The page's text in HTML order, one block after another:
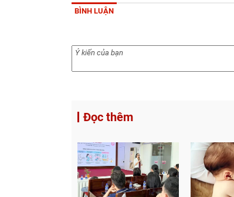
BÌNH LUẬN
Đọc thêm